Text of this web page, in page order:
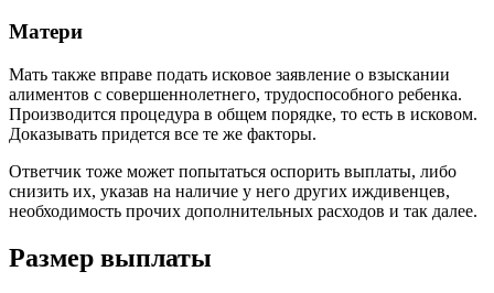
Матери
Мать также вправе подать исковое заявление о взыскании
алиментов с совершеннолетнего, трудоспособного ребенка.
Производится процедура в общем порядке, то есть в исковом.
Доказывать придется все те же факторы.
Ответчик тоже может попытаться оспорить выплаты, либо
снизить их, указав на наличие у него других иждивенцев,
необходимость прочих дополнительных расходов и так далее.
Размер выплаты